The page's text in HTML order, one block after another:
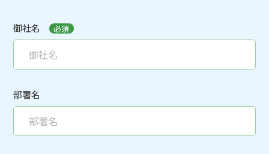
御社名 必須
部署名